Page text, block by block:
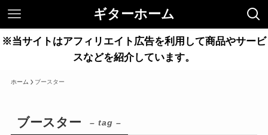
ギターホーム
※当サイトはアフィリエイト広告を利用して商品やサービ
スなどを紹介しています。
ホーム ブースター
ブースター – tag –